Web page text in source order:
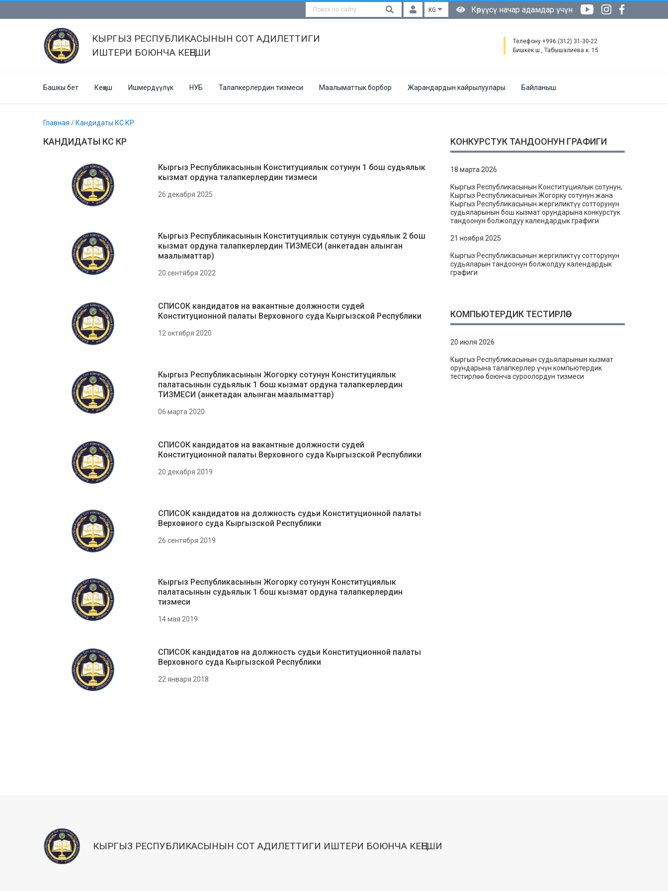
KG Көрүүсү начар адамдар үчүн
КЫРГЫЗ РЕСПУБЛИКАСЫНЫН СОТ АДИЛЕТТИГИ
ИШТЕРИ БОЮНЧА КЕҢЕШИ
Телефону +996 (312) 31-30-22
Бишкек ш., Табышалиева к. 15
Башкы бет Кеңеш Ишмердүүлүк НУБ Талапкерлердин тизмеси Маалыматтык борбор Жарандардын кайрылуулары Байланыш
Главная / Кандидаты КС КР
КАНДИДАТЫ КС КР
Кыргыз Республикасынын Конституциялык сотунун 1 бош судьялык
кызмат ордуна талапкерлердин тизмеси
26 декабря 2025
Кыргыз Республикасынын Конституциялык сотунун судьялык 2 бош
кызмат ордуна талапкерлердин ТИЗМЕСИ (анкетадан алынган
маалыматтар)
20 сентября 2022
СПИСОК кандидатов на вакантные должности судей
Конституционной палаты Верховного суда Кыргызской Республики
12 октября 2020
Кыргыз Республикасынын Жогорку сотунун Конституциялык
палатасынын судьялык 1 бош кызмат ордуна талапкерлердин
ТИЗМЕСИ (анкетадан алынган маалыматтар)
06 марта 2020
СПИСОК кандидатов на вакантные должности судей
Конституционной палаты Верховного суда Кыргызской Республики
20 декабря 2019
СПИСОК кандидатов на должность судьи Конституционной палаты
Верховного суда Кыргызской Республики
26 сентября 2019
Кыргыз Республикасынын Жогорку сотунун Конституциялык
палатасынын судьялык 1 бош кызмат ордуна талапкерлердин
тизмеси
14 мая 2019
СПИСОК кандидатов на должность судьи Конституционной палаты
Верховного суда Кыргызской Республики
22 января 2018
КОНКУРСТУК ТАНДООНУН ГРАФИГИ
18 марта 2026
Кыргыз Республикасынын Конституциялык сотунун,
Кыргыз Республикасынын Жогорку сотунун жана
Кыргыз Республикасынын жергиликтүү сотторунун
судьяларынын бош кызмат орундарына конкурстук
тандоонун болжолдуу календардык графиги
21 ноября 2025
Кыргыз Республикасынын жергиликтүү сотторунун
судьяларын тандоонун болжолдуу календардык
графиги
КОМПЬЮТЕРДИК ТЕСТИРЛӨӨ
20 июля 2026
Кыргыз Республикасынын судьяларынын кызмат
орундарына талапкерлер үчүн компьютердик
тестирлөө боюнча суроолордун тизмеси
КЫРГЫЗ РЕСПУБЛИКАСЫНЫН СОТ АДИЛЕТТИГИ ИШТЕРИ БОЮНЧА КЕҢЕШИ